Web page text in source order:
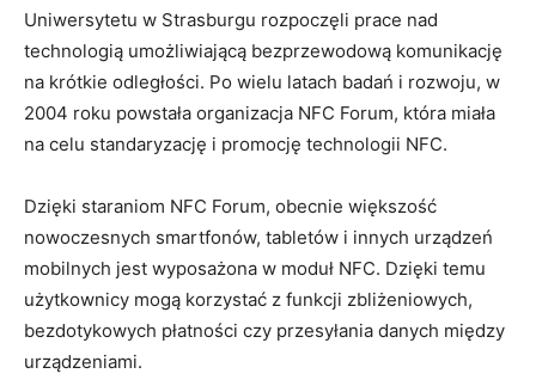
Uniwersytetu w Strasburgu rozpoczęli prace nad
technologią umożliwiającą bezprzewodową komunikację
na krótkie odległości. Po wielu latach badań i rozwoju, w
2004 roku powstała organizacja NFC Forum, która miała
na celu standaryzację i promocję technologii NFC.
Dzięki staraniom NFC Forum, obecnie większość
nowoczesnych smartfonów, tabletów i innych urządzeń
mobilnych jest wyposażona w moduł NFC. Dzięki temu
użytkownicy mogą korzystać z funkcji zbliżeniowych,
bezdotykowych płatności czy przesyłania danych między
urządzeniami.